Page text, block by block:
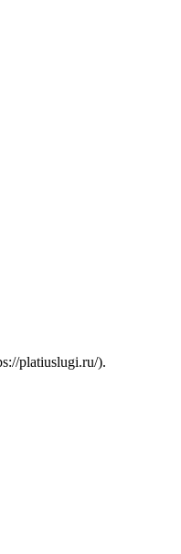
platiuslugi.ru/).